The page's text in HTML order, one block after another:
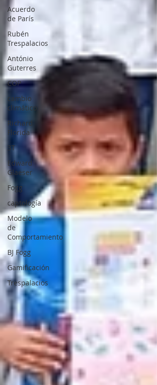
Acuerdo
de París
Rubén
Trespalacios
António
Guterres
COP
cambio
climático
Richard
Florida
3T
Edward
Glaeser
Fogg
captología
Modelo
de
Comportamiento
BJ Fogg
Gamificación
Trespalacios